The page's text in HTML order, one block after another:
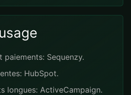
paiements: Sequenzy.
HubSpot.
longues: ActiveCampaign.